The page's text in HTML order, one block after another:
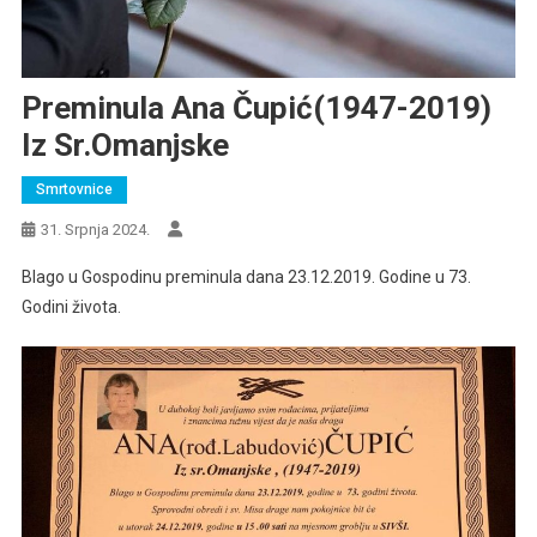
Preminula Ana Čupić(1947-2019)
Iz Sr.Omanjske
Smrtovnice
31. Srpnja 2024.
Blago u Gospodinu preminula dana 23.12.2019. Godine u 73.
Godini života.